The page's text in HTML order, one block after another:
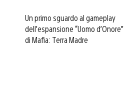
Un primo sguardo al gameplay
dell’espansione “Uomo d’Onore”
di Mafia: Terra Madre